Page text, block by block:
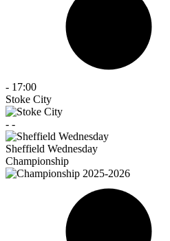
- 17:00
Stoke City
- -
Sheffield Wednesday
Championship